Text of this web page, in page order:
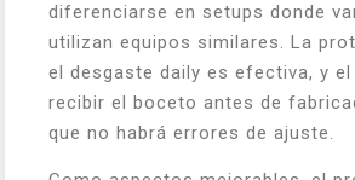
diferenciarse en setups donde
utilizan equipos similares. La
el desgaste daily es efectiva, y el
recibir el boceto antes de
que no habrá errores de ajuste.